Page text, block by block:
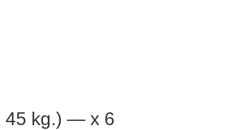
45 kg.) — x 6